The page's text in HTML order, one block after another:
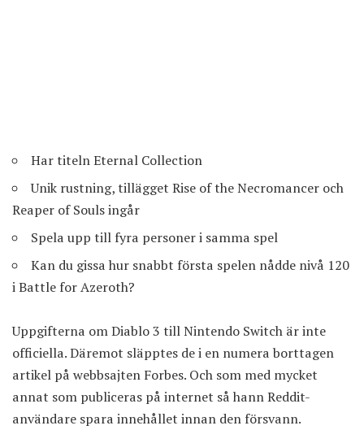
Har titeln Eternal Collection
Unik rustning, tillägget Rise of the Necromancer och
Reaper of Souls ingår
Spela upp till fyra personer i samma spel
Kan du gissa hur snabbt första spelen nådde nivå 120
i Battle for Azeroth?
Uppgifterna om Diablo 3 till Nintendo Switch är inte
officiella. Däremot släpptes de i en numera borttagen
artikel på webbsajten Forbes. Och som med mycket
annat som publiceras på internet så hann Reddit-
användare spara innehållet innan den försvann.